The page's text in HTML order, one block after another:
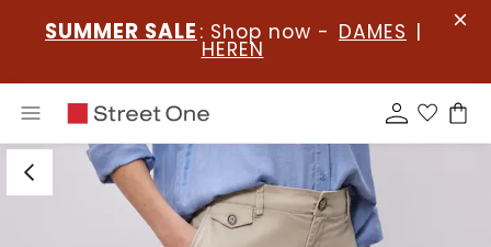
SUMMER SALE : Shop now - DAMES |
HEREN